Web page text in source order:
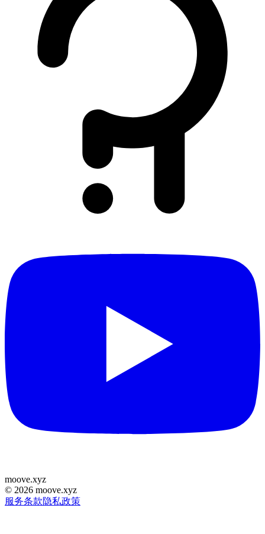
moove.xyz
© 2026 moove.xyz
服务条款隐私政策